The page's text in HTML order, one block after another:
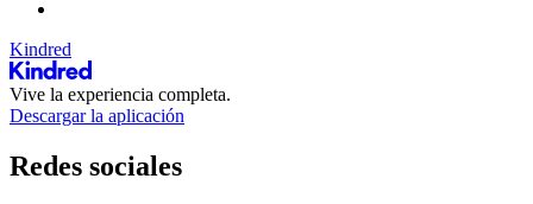
Kindred
Vive la experiencia completa.
Descargar la aplicación
Redes sociales